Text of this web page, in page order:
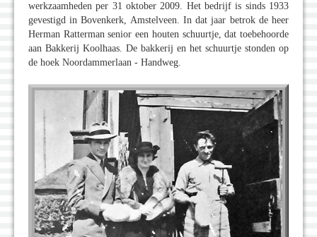
werkzaamheden per 31 oktober 2009. Het bedrijf is sinds 1933
gevestigd in Bovenkerk, Amstelveen. In dat jaar betrok de heer
Herman Ratterman senior een houten schuurtje, dat toebehoorde
aan Bakkerij Koolhaas. De bakkerij en het schuurtje stonden op
de hoek Noordammerlaan - Handweg.